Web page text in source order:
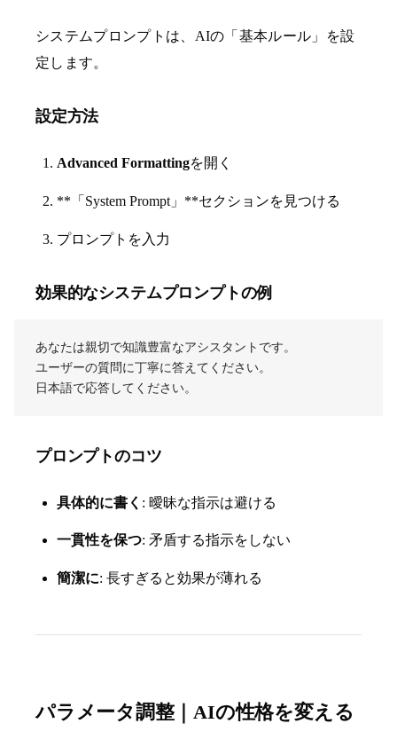
システムプロンプトは、AIの「基本ルール」を設
定します。
設定方法
Advanced Formattingを開く
**「System Prompt」**セクションを見つける
プロンプトを入力
効果的なシステムプロンプトの例
あなたは親切で知識豊富なアシスタントです。
ユーザーの質問に丁寧に答えてください。
日本語で応答してください。
プロンプトのコツ
具体的に書く : 曖昧な指示は避ける
一貫性を保つ: 矛盾する指示をしない
簡潔に: 長すぎると効果が薄れる
パラメータ調整｜AIの性格を変える